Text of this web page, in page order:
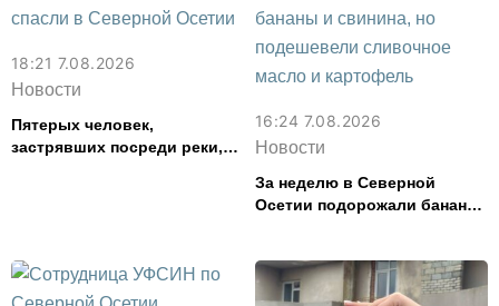
18:21 7.08.2026
Новости
Пятерых человек,
застрявших посреди реки,
16:24 7.08.2026
Новости
За неделю в Северной
Осетии подорожали бананы
картофель